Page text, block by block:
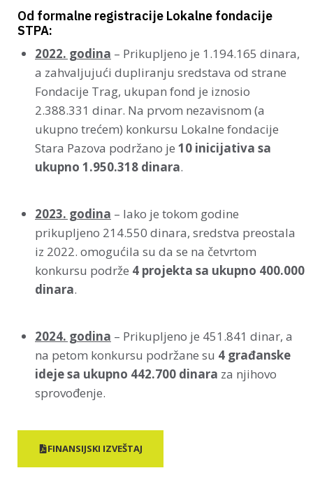
Od formalne registracije Lokalne fondacije
STPA:
2022. godina – Prikupljeno je 1.194.165 dinara,
a zahvaljujući dupliranju sredstava od strane
Fondacije Trag, ukupan fond je iznosio
2.388.331 dinar. Na prvom nezavisnom (a
ukupno trećem) konkursu Lokalne fondacije
Stara Pazova podržano je 10 inicijativa sa
ukupno 1.950.318 dinara.
2023. godina – Iako je tokom godine
prikupljeno 214.550 dinara, sredstva preostala
iz 2022. omogućila su da se na četvrtom
konkursu podrže 4 projekta sa ukupno 400.000
dinara.
2024. godina – Prikupljeno je 451.841 dinar, a
na petom konkursu podržane su 4 građanske
ideje sa ukupno 442.700 dinara za njihovo
sprovođenje.
FINANSIJSKI IZVEŠTAJ